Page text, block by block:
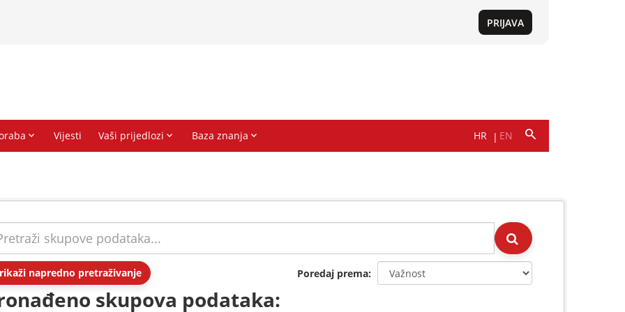
napredno pretraživanje Poredaj prema
skupova podataka: